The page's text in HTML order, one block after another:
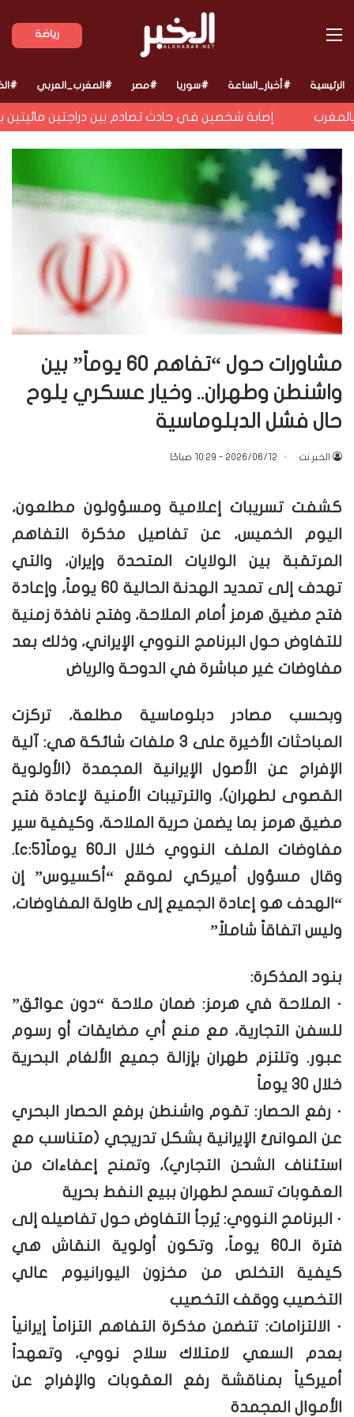
رياضة القائمة
الرئيسية #أخبار_الساعة #سوريا #مصر #المغرب_العربي
إصابة شخصين في حادث تصادم بين دراجتين مائيتين
مشاورات حول “تفاهم 60 يوماً” بين
واشنطن وطهران.. وخيار عسكري يلوح
حال فشل الدبلوماسية
الخبر.نت 2026/06/12 - 10:29 صباحًا
كشفت تسريبات إعلامية ومسؤولون مطلعون،
اليوم الخميس، عن تفاصيل مذكرة التفاهم
المرتقبة بين الولايات المتحدة وإيران، والتي
تهدف إلى تمديد الهدنة الحالية 60 يوماً، وإعادة
فتح مضيق هرمز أمام الملاحة، وفتح نافذة زمنية
للتفاوض حول البرنامج النووي الإيراني، وذلك بعد
مفاوضات غير مباشرة في الدوحة والرياض
وبحسب مصادر دبلوماسية مطلعة، تركزت
المباحثات الأخيرة على 3 ملفات شائكة هي: آلية
الإفراج عن الأصول الإيرانية المجمدة (الأولوية
القصوى لطهران)، والترتيبات الأمنية لإعادة فتح
مضيق هرمز بما يضمن حرية الملاحة، وكيفية سير
مفاوضات الملف النووي خلال الـ60 يوماً[c:5].
وقال مسؤول أميركي لموقع “أكسيوس” إن
“الهدف هو إعادة الجميع إلى طاولة المفاوضات،
وليس اتفاقاً شاملاً”
بنود المذكرة:
· الملاحة في هرمز: ضمان ملاحة “دون عوائق”
للسفن التجارية، مع منع أي مضايقات أو رسوم
عبور. وتلتزم طهران بإزالة جميع الألغام البحرية
خلال 30 يوماً
· رفع الحصار: تقوم واشنطن برفع الحصار البحري
عن الموانئ الإيرانية بشكل تدريجي (متناسب مع
استئناف الشحن التجاري)، وتمنح إعفاءات من
العقوبات تسمح لطهران ببيع النفط بحرية
· البرنامج النووي: يُرجأ التفاوض حول تفاصيله إلى
فترة الـ60 يوماً، وتكون أولوية النقاش هي
كيفية التخلص من مخزون اليورانيوم عالي
التخصيب ووقف التخصيب
· الالتزامات: تتضمن مذكرة التفاهم التزاماً إيرانياً
بعدم السعي لامتلاك سلاح نووي، وتعهداً
أميركياً بمناقشة رفع العقوبات والإفراج عن
الأموال المجمدة